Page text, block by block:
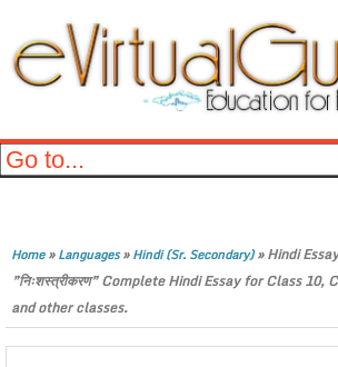
Home»Languages»Hindi (Sr. Secondary)»Hindi
”निःशस्त्रीकरण” Complete Hindi Essay for Class 10,
and other classes.